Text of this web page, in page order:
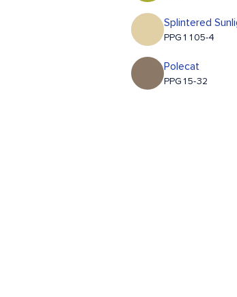
Splintered
PPG1105-4
Polecat
PPG15-32